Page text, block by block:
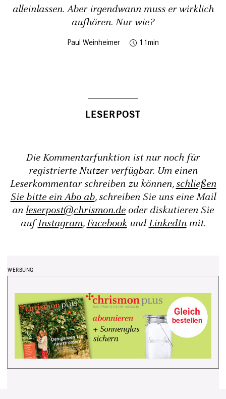
alleinlassen. Aber irgendwann muss er wirklich
aufhören. Nur wie?
Paul Weinheimer 11
Die Kommentarfunktion ist nur noch für
registrierte Nutzer verfügbar. Um einen
Leserkommentar schreiben zu können,schließen
Sie bitte ein Abo ab, schreiben Sie uns eine Mail
an leserpost@chrismon.de oder diskutieren Sie
aufInstagram,FacebookundLinkedInmit.